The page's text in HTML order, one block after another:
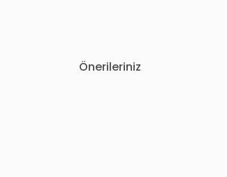
Önerileriniz